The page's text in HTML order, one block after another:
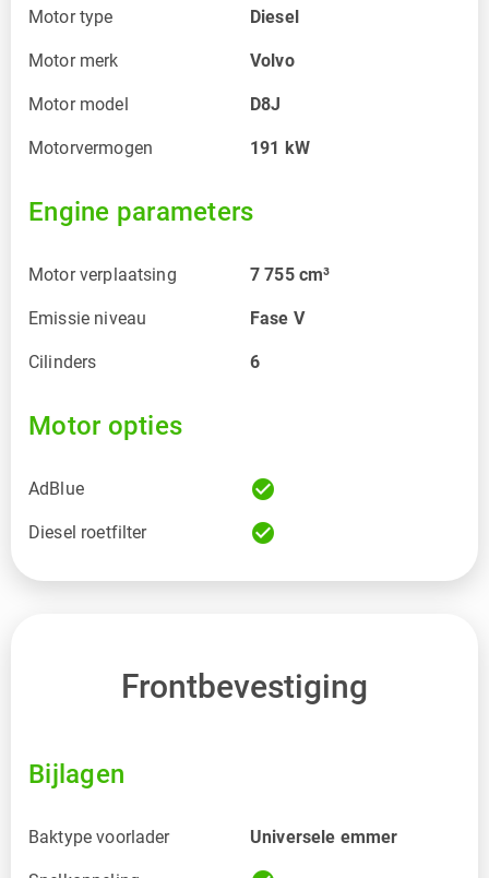
Motor type Diesel
Motor merk Volvo
Motor model D8J
Motorvermogen 191 kW
Engine parameters
Motor verplaatsing 7 755 cm³
Emissie niveau Fase V
Cilinders 6
Motor opties
AdBlue check_circle
Diesel roetfilter check_circle
Frontbevestiging
Bijlagen
Baktype voorlader Universele emmer